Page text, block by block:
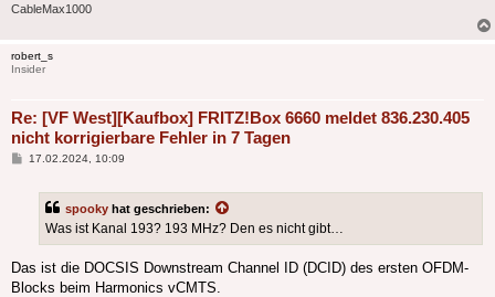
CableMax1000
robert_s
Insider
Re: [VF West][Kaufbox] FRITZ!Box 6660 meldet 836.230.405
nicht korrigierbare Fehler in 7 Tagen
Beitrag
17.02.2024, 10:09
spooky hat geschrieben:
Was ist Kanal 193? 193 MHz? Den es nicht gibt…
Das ist die DOCSIS Downstream Channel ID (DCID) des ersten OFDM-
Blocks beim Harmonics vCMTS.